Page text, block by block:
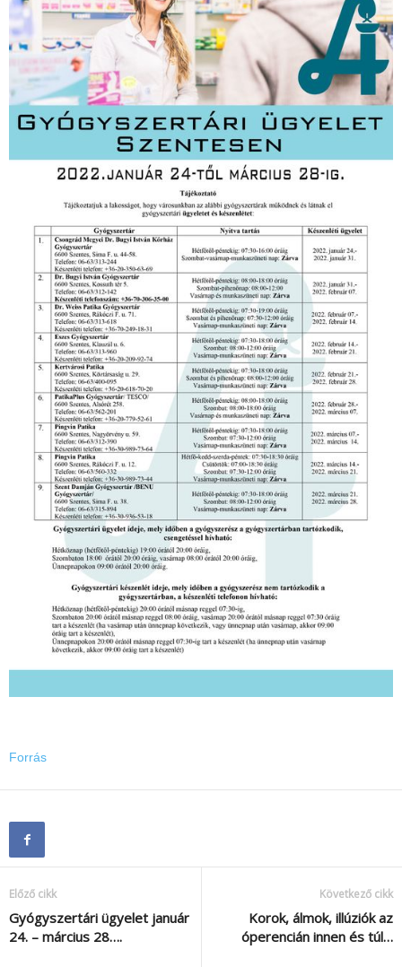
Forrás
Előző cikk
Gyógyszertári ügyelet január
24. – március 28….
Következő cikk
Korok, álmok, illúziók az
óperencián innen és túl…